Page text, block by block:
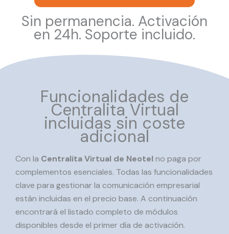
Sin permanencia. Activación
en 24h. Soporte incluido.
Funcionalidades de
Centralita Virtual
incluidas sin coste
adicional
Con la Centralita Virtual de Neotel no paga por
complementos esenciales. Todas las funcionalidades
clave para gestionar la comunicación empresarial
están incluidas en el precio base. A continuación
encontrará el listado completo de módulos
disponibles desde el primer día de activación.